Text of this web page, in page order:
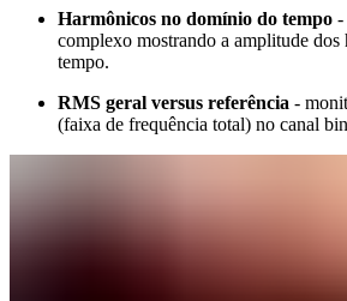
Harmônicos no domínio do tempo -
complexo mostrando a amplitude
tempo.
RMS geral versus referência -
(faixa de frequência total) no canal